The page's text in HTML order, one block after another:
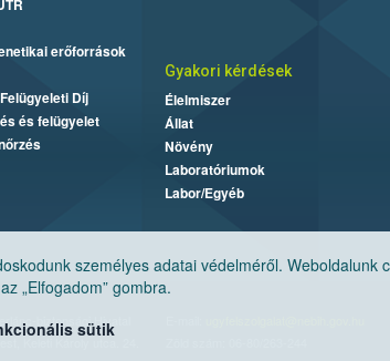
személyes adatai védelméről. Weboldalunk
„Elfogadom” gombra.
sütik
erőforrások
Díj
és felügyelet
Gyakori kérdések
Élelmiszer
Állat
Növény
Laboratóriumok
Labor/Egyéb
biztonsági Hivatal